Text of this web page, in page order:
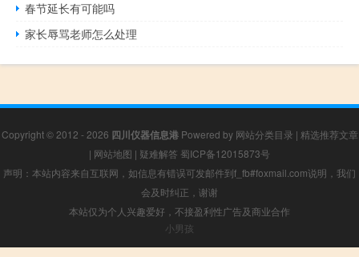
春节延长有可能吗
家长辱骂老师怎么处理
Copyright © 2012 - 2026 四川仪器信息港Powered by 网站分类目录 | 精选推荐文章
| 网站地图 | 疑难解答 蜀ICP备12015873号
声明：本站内容来自互联网，如信息有错误可发邮件到f_fb#foxmail.com说明，我们
会及时纠正，谢谢
本站仅为个人兴趣爱好，不接盈利性广告及商业合作
小男孩